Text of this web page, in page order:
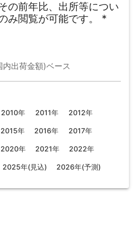
の前年比、出所等につい
み閲覧が可能です。
*
出荷金額)ベース
2010年 2011年 2012年
2015年 2016年 2017年
2020年 2021年 2022年
2025年(見込) 2026年(予測)